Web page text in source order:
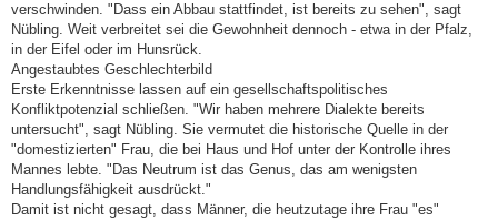
verschwinden. "Dass ein Abbau stattfindet, ist bereits zu sehen", sagt
Nübling. Weit verbreitet sei die Gewohnheit dennoch - etwa in der Pfalz,
in der Eifel oder im Hunsrück.
Angestaubtes Geschlechterbild
Erste Erkenntnisse lassen auf ein gesellschaftspolitisches
Konfliktpotenzial schließen. "Wir haben mehrere Dialekte bereits
untersucht", sagt Nübling. Sie vermutet die historische Quelle in der
"domestizierten" Frau, die bei Haus und Hof unter der Kontrolle ihres
Mannes lebte. "Das Neutrum ist das Genus, das am wenigsten
Handlungsfähigkeit ausdrückt."
Damit ist nicht gesagt, dass Männer, die heutzutage ihre Frau "es"